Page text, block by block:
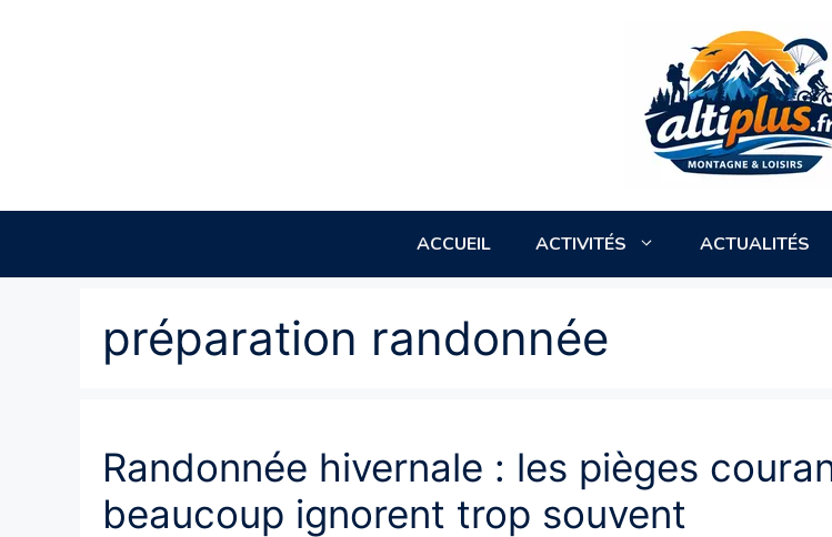
ACCUEIL ACTIVITÉS ACTUALITÉS
préparation randonnée
Randonnée hivernale : les pièges
beaucoup ignorent trop souvent